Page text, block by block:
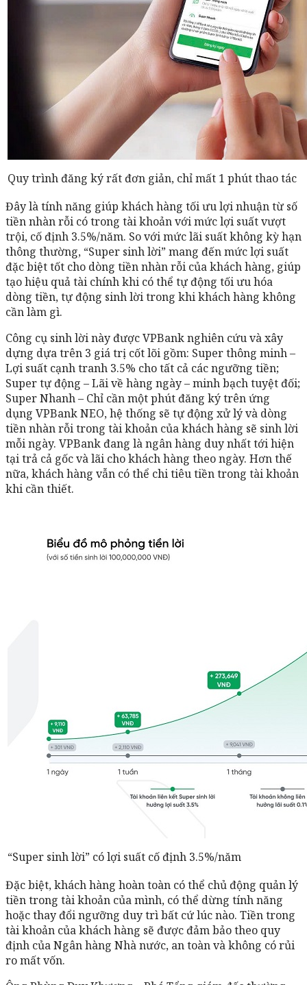
Quy trình đăng ký rất đơn giản, chỉ mất 1 phút thao tác
Đây là tính năng giúp khách hàng tối ưu lợi nhuận từ số
tiền nhàn rỗi có trong tài khoản với mức lợi suất vượt
trội, cố định 3.5%/năm. So với mức lãi suất không kỳ hạn
thông thường, “Super sinh lời” mang đến mức lợi suất
đặc biệt tốt cho dòng tiền nhàn rỗi của khách hàng, giúp
tạo hiệu quả tài chính khi có thể tự động tối ưu hóa
dòng tiền, tự động sinh lời trong khi khách hàng không
cần làm gì.
Công cụ sinh lời này được VPBank nghiên cứu và xây
dựng dựa trên 3 giá trị cốt lõi gồm: Super thông minh –
Lợi suất cạnh tranh 3.5% cho tất cả các ngưỡng tiền;
Super tự động – Lãi về hàng ngày – minh bạch tuyệt đối;
Super Nhanh – Chỉ cần một phút đăng ký trên ứng
dụng VPBank NEO, hệ thống sẽ tự động xử lý và dòng
tiền nhàn rỗi trong tài khoản của khách hàng sẽ sinh lời
mỗi ngày. VPBank đang là ngân hàng duy nhất tới hiện
tại trả cả gốc và lãi cho khách hàng theo ngày. Hơn thế
nữa, khách hàng vẫn có thể chi tiêu tiền trong tài khoản
khi cần thiết.
“Super sinh lời” có lợi suất cố định 3.5%/năm
Đặc biệt, khách hàng hoàn toàn có thể chủ động quản lý
tiền trong tài khoản của mình, có thể dừng tính năng
hoặc thay đổi ngưỡng duy trì bất cứ lúc nào. Tiền trong
tài khoản của khách hàng sẽ được đảm bảo theo quy
định của Ngân hàng Nhà nước, an toàn và không có rủi
ro mất vốn.